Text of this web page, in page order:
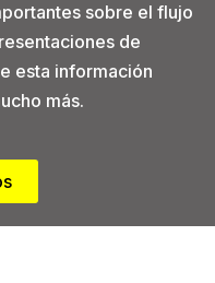
sobre el flujo
de
esta información
más.